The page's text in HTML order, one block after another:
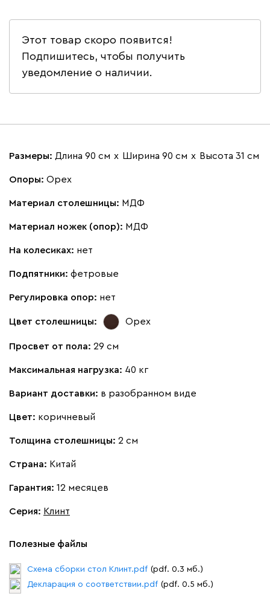
Этот товар скоро появится!
Подпишитесь, чтобы получить
уведомление о наличии.
Размеры: Длина 90 см х Ширина 90 см х Высота 31 см
Опоры: Орех
Материал столешницы: МДФ
Материал ножек (опор): МДФ
На колесиках: нет
Подпятники: фетровые
Регулировка опор: нет
Цвет столешницы: Орех
Просвет от пола: 29 см
Максимальная нагрузка: 40 кг
Вариант доставки: в разобранном виде
Цвет: коричневый
Толщина столешницы: 2 см
Страна: Китай
Гарантия: 12 месяцев
Серия: Клинт
Полезные файлы
Схема сборки стол Клинт.pdf (pdf. 0.3 мб.)
Декларация о соответствии.pdf (pdf. 0.5 мб.)